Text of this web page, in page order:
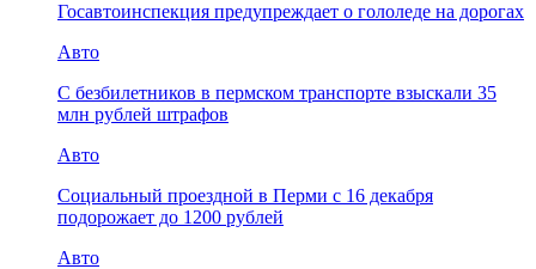
Госавтоинспекция предупреждает о гололеде на дорогах
Авто
С безбилетников в пермском транспорте взыскали 35
млн рублей штрафов
Авто
Социальный проездной в Перми с 16 декабря
подорожает до 1200 рублей
Авто